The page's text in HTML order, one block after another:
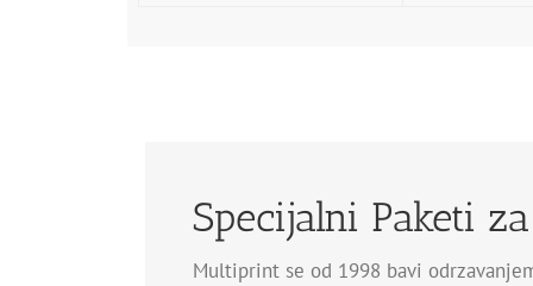
Specijalni Paketi
Multiprint se od 1998 bavi